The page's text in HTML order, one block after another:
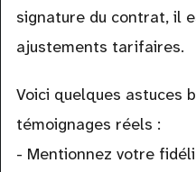
signature du contrat, il
ajustements tarifaires.
Voici quelques astuces
témoignages réels :
- Mentionnez votre